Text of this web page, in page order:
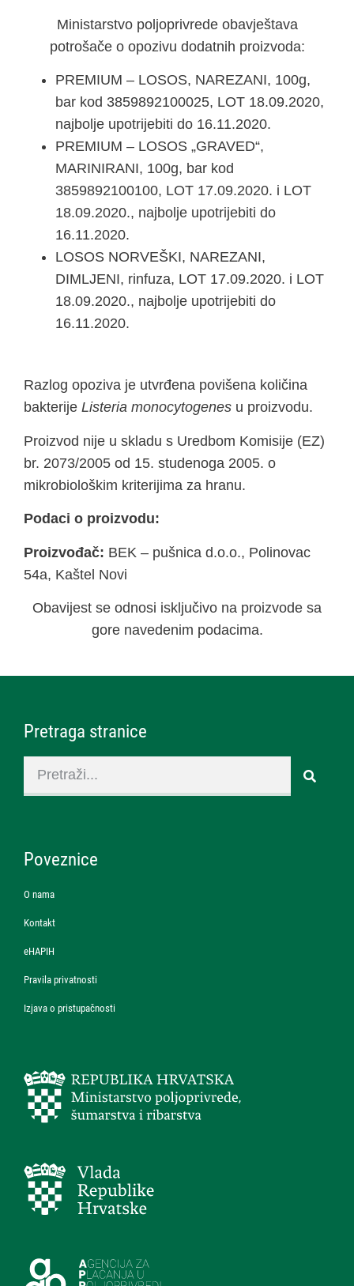
Ministarstvo poljoprivrede obavještava
potrošače o opozivu dodatnih proizvoda:
PREMIUM – LOSOS, NAREZANI, 100g,
bar kod 3859892100025, LOT 18.09.2020,
najbolje upotrijebiti do 16.11.2020.
PREMIUM – LOSOS „GRAVED“,
MARINIRANI, 100g, bar kod
3859892100100, LOT 17.09.2020. i LOT
18.09.2020., najbolje upotrijebiti do
16.11.2020.
LOSOS NORVEŠKI, NAREZANI,
DIMLJENI, rinfuza, LOT 17.09.2020. i LOT
18.09.2020., najbolje upotrijebiti do
16.11.2020.
Razlog opoziva je utvrđena povišena količina
bakterije Listeria monocytogenes u proizvodu.
Proizvod nije u skladu s Uredbom Komisije (EZ)
br. 2073/2005 od 15. studenoga 2005. o
mikrobiološkim kriterijima za hranu.
Podaci o proizvodu:
Proizvođač: BEK – pušnica d.o.o., Polinovac
54a, Kaštel Novi
Obavijest se odnosi isključivo na proizvode sa
gore navedenim podacima.
Pretraga stranice
Poveznice
O nama
Kontakt
eHAPIH
Pravila privatnosti
Izjava o pristupačnosti